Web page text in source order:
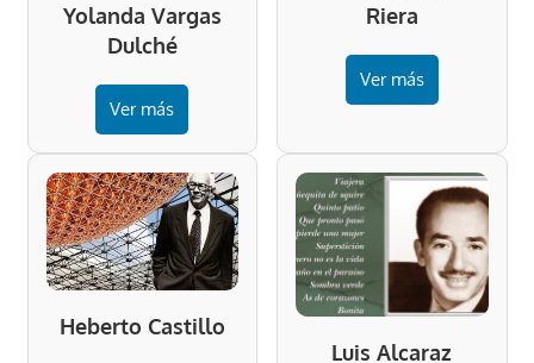
Yolanda Vargas
Dulché
Ver más
Riera
Ver más
Heberto Castillo
Luis Alcaraz